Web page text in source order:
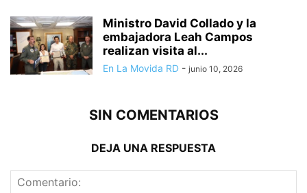
Ministro David Collado y la
embajadora Leah Campos
realizan visita al...
En La Movida RD - junio 10, 2026
SIN COMENTARIOS
DEJA UNA RESPUESTA